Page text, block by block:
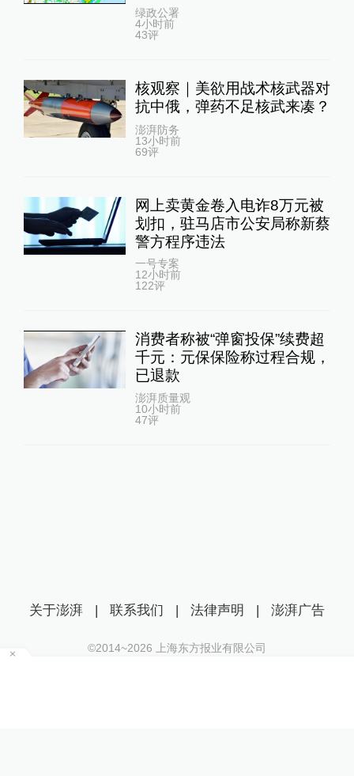
绿政公署
4小时前
43评
核观察｜美欲用战术核武器对
抗中俄，弹药不足核武来凑？
澎湃防务
13小时前
69评
网上卖黄金卷入电诈8万元被
划扣，驻马店市公安局称新蔡
警方程序违法
一号专案
12小时前
122评
消费者称被“弹窗投保”续费超
千元：元保保险称过程合规，
已退款
澎湃质量观
10小时前
47评
关于澎湃 | 联系我们 | 法律声明 | 澎湃广告
©2014~2026 上海东方报业有限公司